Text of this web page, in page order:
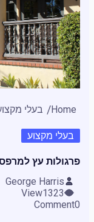
Home בעלי מקצוע
בעלי מקצוע
פרגולות עץ למרפסת
George Harris
1323
View
Comment